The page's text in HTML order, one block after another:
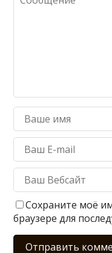
Сохраните моё
браузере для